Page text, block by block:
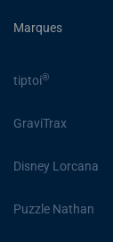
Marques
tiptoi®
GraviTrax
Disney Lorcana
Puzzle Nathan